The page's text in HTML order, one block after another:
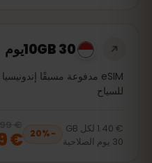
10GB 30يوم
للسياح
€ 1.40 لكل GB
30 يوم الصلاحية
−
20%
20% off, was
€ 16.99
€ 13.99